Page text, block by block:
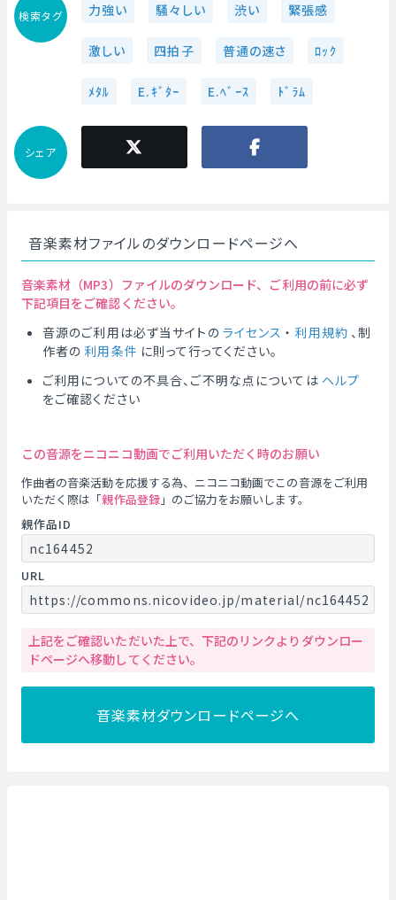
検索タグ 力強い 騒々しい 渋い 緊張感
激しい 四拍子 普通の速さ ﾛｯｸ
ﾒﾀﾙ E.ｷﾞﾀｰ E.ﾍﾞｰｽ ﾄﾞﾗﾑ
シェア
音楽素材ファイルのダウンロードページへ
音楽素材（MP3）ファイルのダウンロード、ご利用の前に必ず
下記項目をご確認ください。
音源のご利用は必ず当サイトの ライセンス ・ 利用規約 、制
作者の 利用条件 に則って行ってください。
ご利用についての不具合、ご不明な点については ヘルプ
をご確認ください
この音源をニコニコ動画でご利用いただく時のお願い
作曲者の音楽活動を応援する為、ニコニコ動画でこの音源をご利用
いただく際は「親作品登録」のご協力をお願いします。
親作品ID
nc164452
URL
https://commons.nicovideo.jp/material/nc164452
上記をご確認いただいた上で、下記のリンクよりダウンロー
ドページへ移動してください。
音楽素材ダウンロードページへ